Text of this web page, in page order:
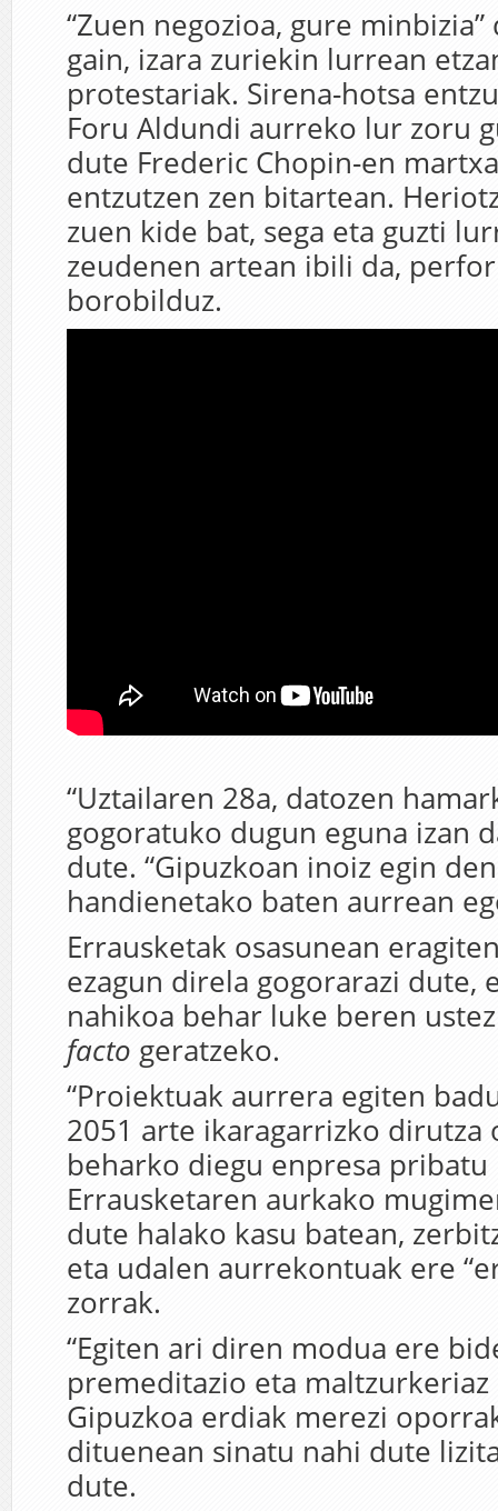
“Zuen negozioa, gure
gain, izara zuriekin lurrean
protestariak. Sirena-hotsa
Foru Aldundi aurreko lur zoru
dute Frederic Chopin-en
entzutzen zen bitartean.
zuen kide bat, sega eta guzti
zeudenen artean ibili da,
borobilduz.
“Uztailaren 28a, datozen
gogoratuko dugun eguna izan
dute. “Gipuzkoan inoiz egin
handienetako baten aurrean
Errausketak osasunean
ezagun direla gogorarazi dute,
nahikoa behar luke beren
facto geratzeko.
“Proiektuak aurrera egiten
2051 arte ikaragarrizko dirutza
beharko diegu enpresa pribatu
Errausketaren aurkako
dute halako kasu batean,
eta udalen aurrekontuak ere
zorrak.
“Egiten ari diren modua ere
premeditazio eta
Gipuzkoa erdiak merezi
dituenean sinatu nahi dute
dute.